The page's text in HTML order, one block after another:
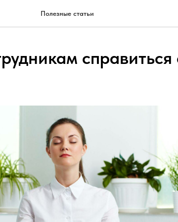
Полезные статьи
справиться